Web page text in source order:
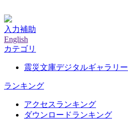
入力補助
English
カテゴリ
震災文庫デジタルギャラリー
ランキング
アクセスランキング
ダウンロードランキング